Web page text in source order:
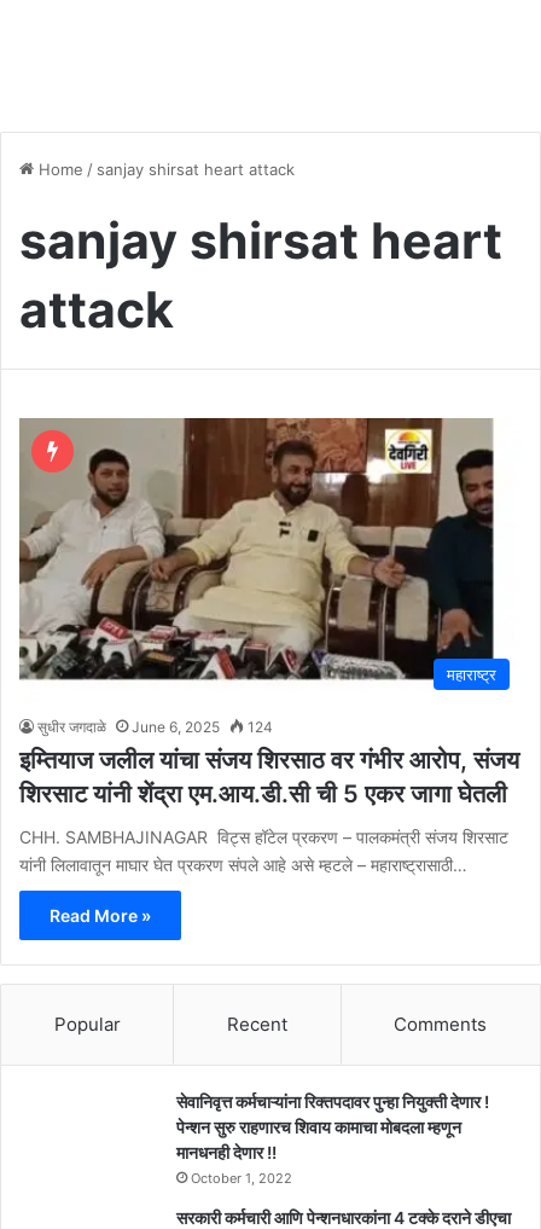
Home / sanjay shirsat heart attack
sanjay shirsat heart
attack
महाराष्ट्र
सुधीर जगदाळे June 6, 2025 124
इम्तियाज जलील यांचा संजय शिरसाठ वर गंभीर आरोप, संजय
शिरसाट यांनी शेंद्रा एम.आय.डी.सी ची 5 एकर जागा घेतली
CHH. SAMBHAJINAGAR विट्स हॉटेल प्रकरण – पालकमंत्री संजय शिरसाट
यांनी लिलावातून माघार घेत प्रकरण संपले आहे असे म्हटले – महाराष्ट्रासाठी…
Read More »
Popular Recent Comments
सेवानिवृत्त कर्मचाऱ्यांना रिक्तपदावर पुन्हा नियुक्ती देणार !
पेन्शन सुरु राहणारच शिवाय कामाचा मोबदला म्हणून
मानधनही देणार !!
October 1, 2022
सरकारी कर्मचारी आणि पेन्शनधारकांना 4 टक्के दराने डीएचा